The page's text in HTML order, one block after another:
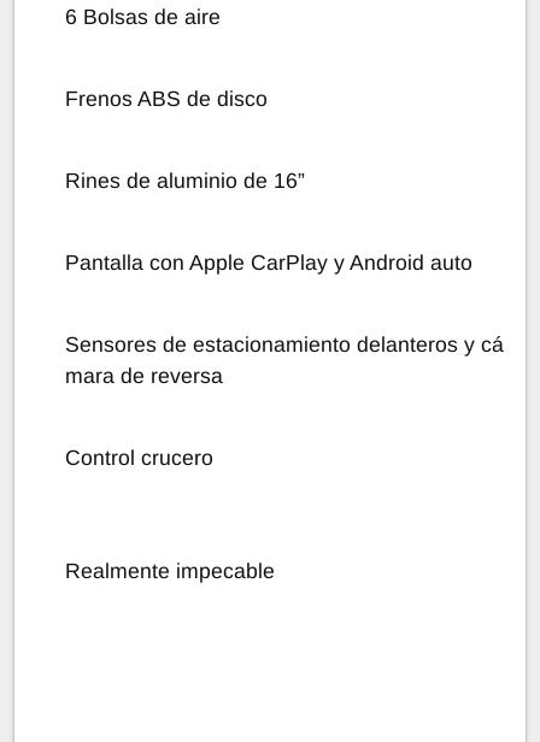
6 Bolsas de aire
Frenos ABS de disco
Rines de aluminio de 16”
Pantalla con Apple CarPlay y Android auto
Sensores de estacionamiento delanteros y cá
mara de reversa
Control crucero
Realmente impecable